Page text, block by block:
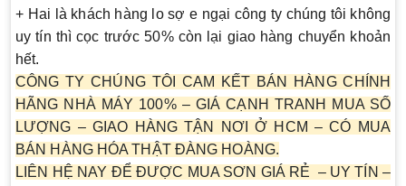
+ Hai là khách hàng lo sợ e ngại công ty chúng tôi không
uy tín thì cọc trước 50% còn lại giao hàng chuyển khoản
hết.
CÔNG TY CHÚNG TÔI CAM KẾT BÁN HÀNG CHÍNH
HÃNG NHÀ MÁY 100% – GIÁ CẠNH TRANH MUA SỐ
LƯỢNG – GIAO HÀNG TẬN NƠI Ở HCM – CÓ MUA
BÁN HÀNG HÓA THẬT ĐÀNG HOÀNG.
LIÊN HỆ NAY ĐỂ ĐƯỢC MUA SƠN GIÁ RẺ – UY TÍN –